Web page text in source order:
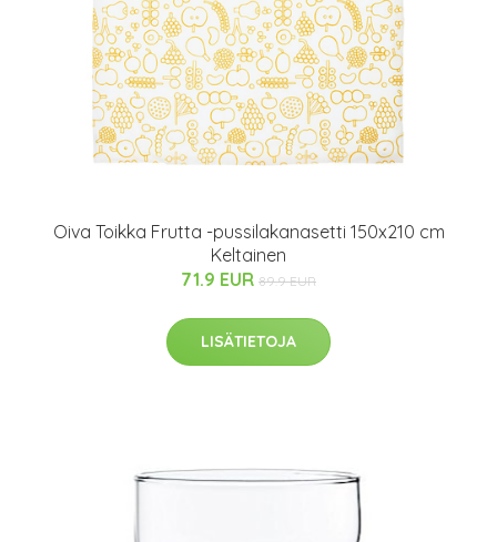
Oiva Toikka Frutta -pussilakanasetti 150x210 cm
Keltainen
71.9 EUR 89.9 EUR
LISÄTIETOJA